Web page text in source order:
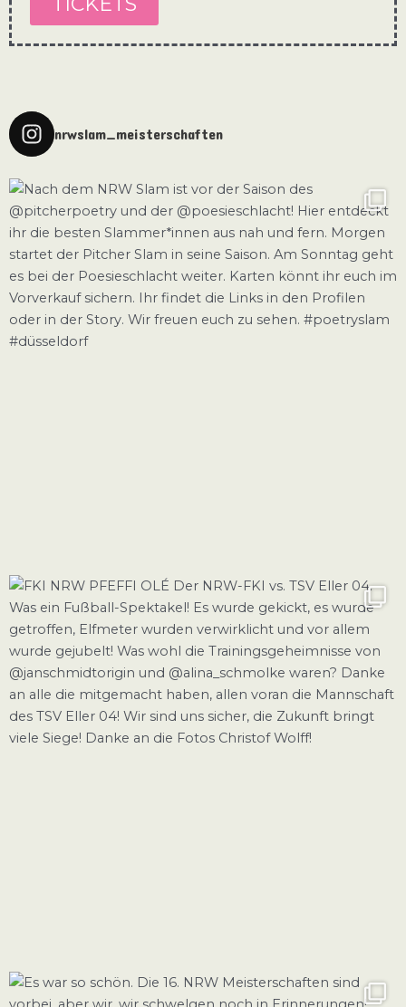
nrwslam_meisterschaften